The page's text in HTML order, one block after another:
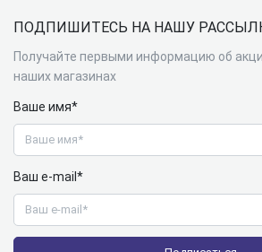
ПОДПИШИТЕСЬ НА НАШУ
Получайте первыми информацию об
наших магазинах
Ваше имя*
Ваш e-mail*